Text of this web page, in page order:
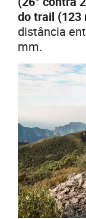
do trail (123
distância
mm.